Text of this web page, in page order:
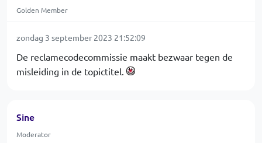
Golden Member
zondag 3 september 2023 21:52:09
De reclamecodecommissie maakt bezwaar tegen de
misleiding in de topictitel.
Sine
Moderator